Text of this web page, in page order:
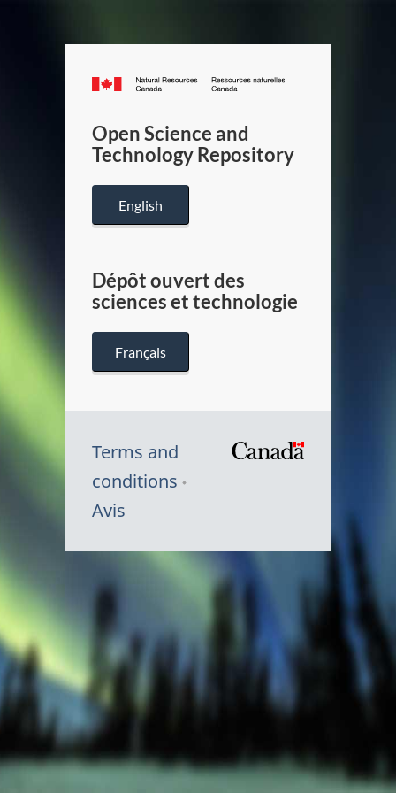
Canada.ca
/
Canada
Open Science and
Technology Repository
English
Dépôt ouvert des
sciences et technologie
Français
Terms and
conditions
Avis
Canada